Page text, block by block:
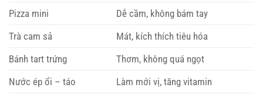
Pizza mini
Dễ cầm, không bám tay
Trà cam sả
Mát, kích thích tiêu hóa
Bánh tart trứng
Thơm, không quá ngọt
Nước ép ổi – táo
Làm mới vị, tăng vitamin